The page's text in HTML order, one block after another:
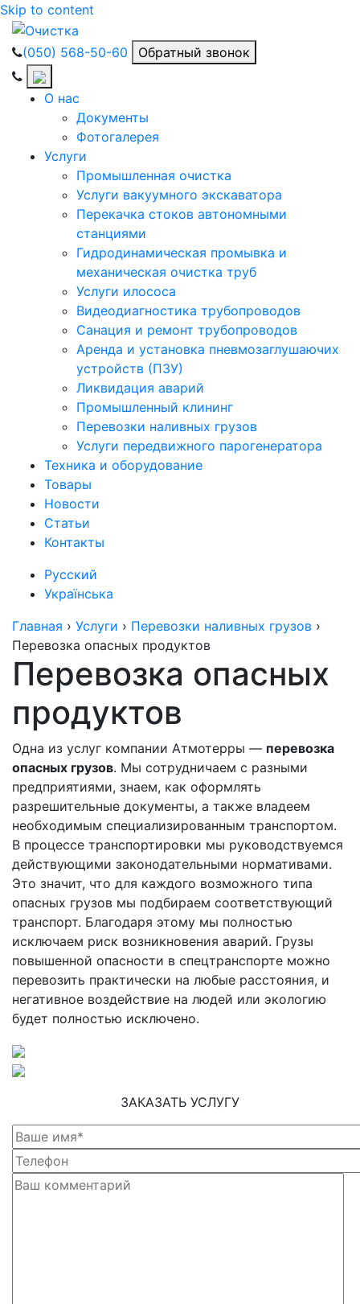
Skip to content
(050) 568-50-60 Обратный звонок
О нас
Документы
Фотогалерея
Услуги
Промышленная очистка
Услуги вакуумного экскаватора
Перекачка стоков автономными
станциями
Гидродинамическая промывка и
механическая очистка труб
Услуги илососа
Видеодиагностика трубопроводов
Санация и ремонт трубопроводов
Аренда и установка пневмозаглушаючих
устройств (ПЗУ)
Ликвидация аварий
Промышленный клининг
Перевозки наливных грузов
Услуги передвижного парогенератора
Техника и оборудование
Товары
Новости
Статьи
Контакты
Русский
Українська
Главная › Услуги › Перевозки наливных грузов ›
Перевозка опасных продуктов
Перевозка опасных
продуктов
Одна из услуг компании Атмотерры — перевозка
опасных грузов. Мы сотрудничаем с разными
предприятиями, знаем, как оформлять
разрешительные документы, а также владеем
необходимым специализированным транспортом.
В процессе транспортировки мы руководствуемся
действующими законодательными нормативами.
Это значит, что для каждого возможного типа
опасных грузов мы подбираем соответствующий
транспорт. Благодаря этому мы полностью
исключаем риск возникновения аварий. Грузы
повышенной опасности в спецтранспорте можно
перевозить практически на любые расстояния, и
негативное воздействие на людей или экологию
будет полностью исключено.
ЗАКАЗАТЬ УСЛУГУ